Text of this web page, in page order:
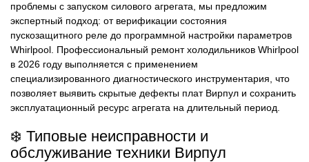
проблемы с запуском силового агрегата, мы предложим
экспертный подход: от верификации состояния
пускозащитного реле до программной настройки параметров
Whirlpool. Профессиональный ремонт холодильников Whirlpool
в 2026 году выполняется с применением
специализированного диагностического инструментария, что
позволяет выявить скрытые дефекты плат Вирпул и сохранить
эксплуатационный ресурс агрегата на длительный период.
❄️ Типовые неисправности и
обслуживание техники Вирпул